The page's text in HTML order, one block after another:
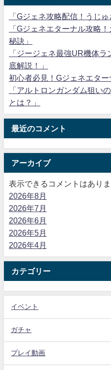
「Gジェネ攻略配信！うじ
「Gジェネエターナル攻略
秘訣」
「ジージェネ最強UR機体
底解説！」
初心者必見！Gジェネエター
「アルトロンガンダム狙い
とは？」
最近のコメント
アーカイブ
表示できるコメントはありま
2026年8月
2026年7月
2026年6月
2026年5月
2026年4月
カテゴリー
イベント
ガチャ
プレイ動画